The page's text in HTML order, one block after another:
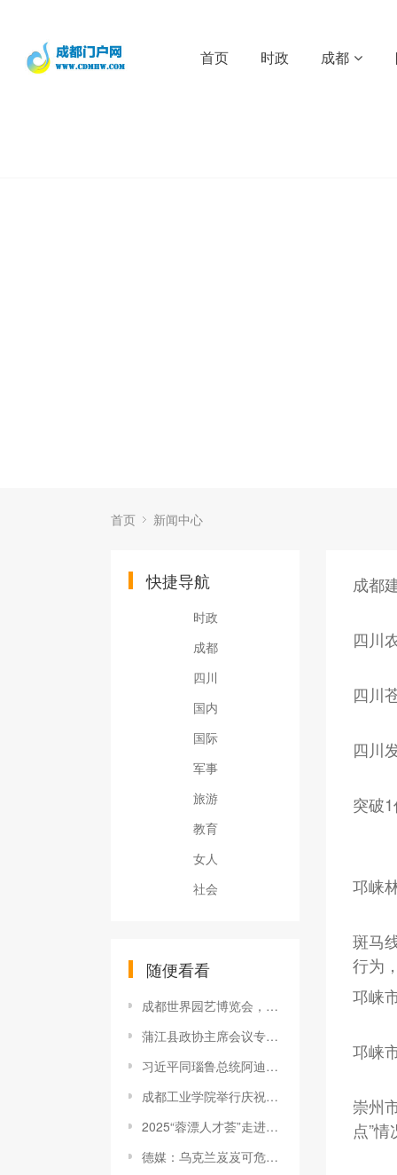
首页 时政 成都
首页 新闻中心
快捷导航
时政
成都
四川
国内
国际
军事
旅游
教育
女人
社会
随便看看
成都世界园艺博览会，让世界看到中国魅力
蒲江县政协主席会议专题视察调研蒲江法院果品产业链保护建设和物业纠纷案件办理工作
习近平同瑙鲁总统阿迪昂会谈
成都工业学院举行庆祝建校110周年大会
2025“蓉漂人才荟”走进天津大学
德媒：乌克兰岌岌可危的九个原因
成都
四川
四川
四川
突破
邛崃
斑马
行为
邛崃
邛崃
崇州
点”情